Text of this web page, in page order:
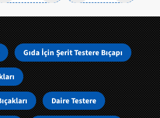
Gıda İçin Şerit Testere Bıçapı
Daire Testere